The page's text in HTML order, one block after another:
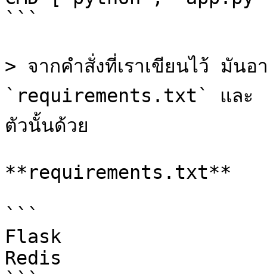
```
> จากคำสั่งที่เราเขียนไว้ มัน
`requirements.txt` และ
ตัวนั้นด้วย
**requirements.txt**
```
Flask
Redis